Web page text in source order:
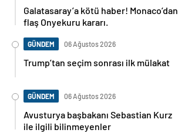
Galatasaray’a kötü haber! Monaco’dan
flaş Onyekuru kararı.
GÜNDEM 06 Ağustos 2026
Trump’tan seçim sonrası ilk mülakat
GÜNDEM 06 Ağustos 2026
Avusturya başbakanı Sebastian Kurz
ile ilgili bilinmeyenler